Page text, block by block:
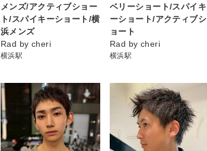
メンズ/アクティブショー
ト/スパイキーショート/横
浜メンズ
Rad by cheri
横浜駅
ベリーショート/スパイキ
ーショート/アクティブシ
ョート
Rad by cheri
横浜駅